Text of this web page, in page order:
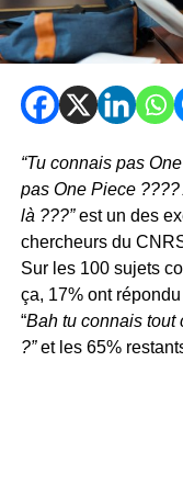
“Tu connais pas
pas One Piece ????
là ???”est un des
chercheurs du
Sur les 100 sujets
ça, 17% ont
“Bah tu connais tout
?”et les 65%